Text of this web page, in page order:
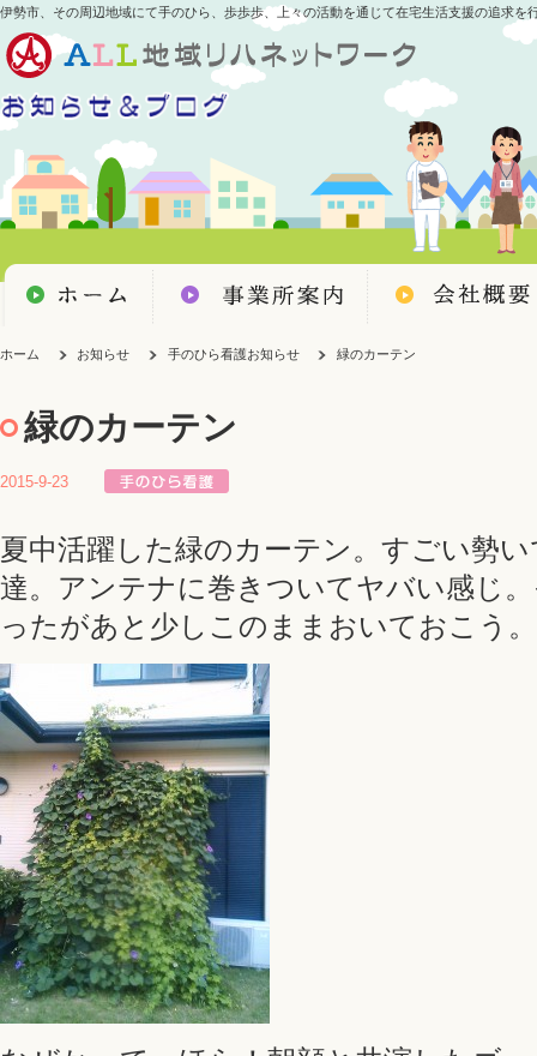
伊勢市、その周辺地域にて手のひら、歩歩歩、上々の活動を通じて在宅生活支援の追求を
ホーム お知らせ 手のひら看護お知らせ 緑のカーテン
緑のカーテン
2015-9-23
夏中活躍した緑のカーテン。すごい勢
達。アンテナに巻きついてヤバい感じ
ったがあと少しこのままおいておこう。